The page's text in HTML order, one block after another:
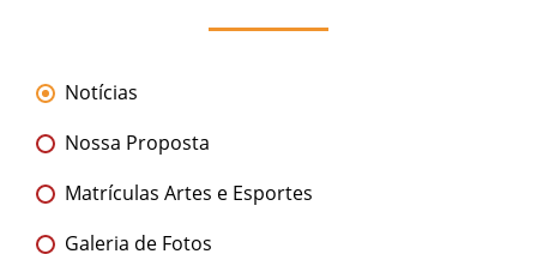
Notícias
Nossa Proposta
Matrículas Artes e Esportes
Galeria de Fotos